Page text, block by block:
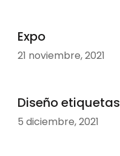
Expo
21 noviembre, 2021
Diseño etiquetas
5 diciembre, 2021